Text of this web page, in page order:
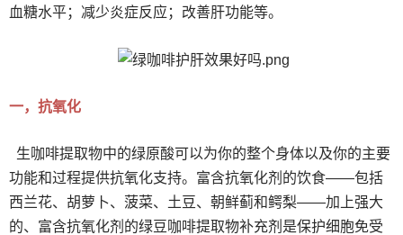
血糖水平；减少炎症反应；改善肝功能等。
一，抗氧化
生咖啡提取物中的绿原酸可以为你的整个身体以及你的主要
功能和过程提供抗氧化支持。富含抗氧化剂的饮食——包括
西兰花、胡萝卜、菠菜、土豆、朝鲜蓟和鳄梨——加上强大
的、富含抗氧化剂的绿豆咖啡提取物补充剂是保护细胞免受